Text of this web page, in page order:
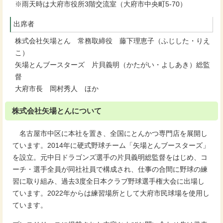
※雨天時は大府市役所3階交流室（大府市中央町5-70）
出席者
株式会社矢場とん 常務取締役 藤下理恵子（ふじした・りえ
こ）
矢場とんブースターズ 片貝義明（かたがい・よしあき）総監
督
大府市長 岡村秀人 ほか
株式会社矢場とんについて
名古屋市中区に本社を置き、全国にとんかつ専門店を展開し
ています。2014年に硬式野球チーム「矢場とんブースターズ」
を設立。元中日ドラゴンズ選手の片貝義明総監督をはじめ、コ
ーチ・選手全員が同社社員で構成され、仕事の合間に野球の練
習に取り組み、過去3度全日本クラブ野球選手権大会に出場し
ています。2022年からは練習場所として大府市民球場を使用し
ています。